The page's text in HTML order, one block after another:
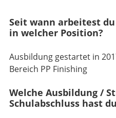
Seit wann arbeitest
in welcher Position?
Ausbildung gestartet in
Bereich PP Finishing
Welche Ausbildung /
Schulabschluss hast